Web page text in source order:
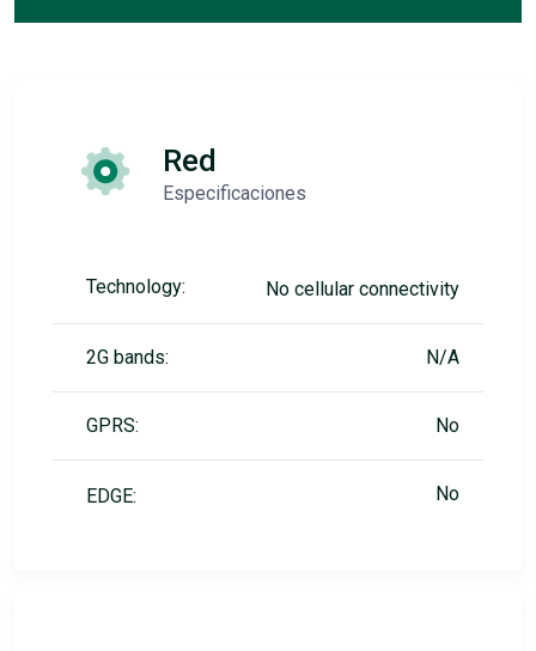
Red
Especificaciones
Technology: No cellular connectivity
2G bands: N/A
GPRS: No
EDGE: No